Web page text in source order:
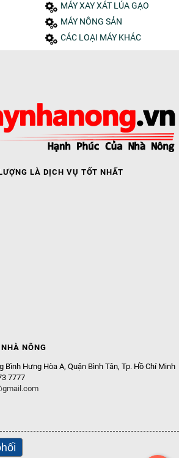
MÁY XAY XÁT LÚA GẠO
MÁY NÔNG SẢN
CÁC LOẠI MÁY KHÁC
LÀ DỊCH VỤ TỐT NHẤT
NÔNG
Bình Hưng Hòa A, Quận Bình Tân, Tp. Hồ Chí Minh
7777